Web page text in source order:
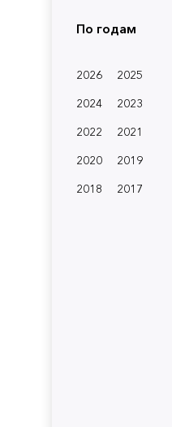
По годам
2026
2025
2024
2023
2022
2021
2020
2019
2018
2017